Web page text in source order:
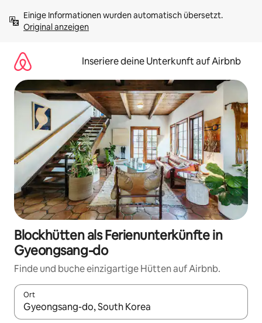
Inhalten
springenOriginal anzeigen
Inseriere deine Unterkunft auf Airbnb
Blockhütten als Ferienunterkünfte in
Gyeongsang-do
Finde und buche einzigartige Hütten auf Airbnb.
Ort
Wenn Ergebnisse verfügbar sind, navigiere mit den